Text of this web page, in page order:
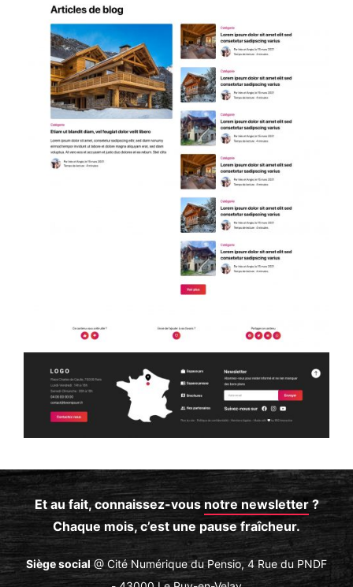
Et au fait, connaissez-vous notre newsletter?
Chaque mois, c’est une pause fraîcheur.
Siège social @ Cité Numérique du Pensio, 4 Rue du PNDF